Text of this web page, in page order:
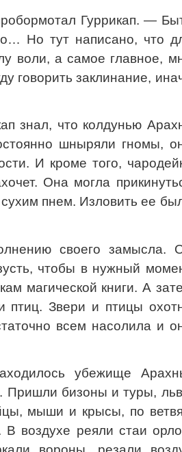
Гуррикап. —
Но тут написано, что
воли, а самое главное,
говорить заклинание,
знал, что колдунью
шныряли гномы,
И кроме того,
Она могла
пнем. Изловить ее
своего замысла.
чтобы в нужный
магической книги. А
птиц. Звери и птицы
всем насолила и
убежище
Пришли бизоны и туры,
мыши и крысы, по
воздухе реяли стаи